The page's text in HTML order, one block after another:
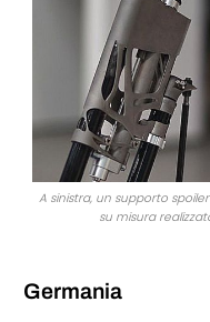
A sinistra, un supporto
su misura
Germania